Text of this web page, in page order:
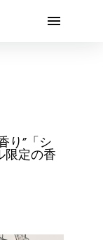
り”「シ
限定の香